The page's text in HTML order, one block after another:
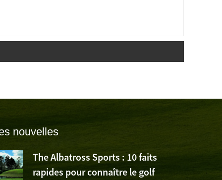
nouvelles
The Albatross Sports : 10 faits
rapides pour connaître le golf